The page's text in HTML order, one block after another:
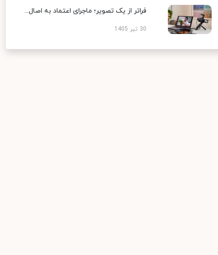
فراتر از یک تصویر؛ ماجرای اعتماد به اصال...
30 تیر 1405